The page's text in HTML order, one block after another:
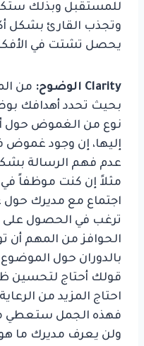
للمستقبل وبذلك
وتجذب القارئ بشكل
يحصل تشتت في
Clarity الوضوح: من
بحيث تحدد أهدافك
نوع من الغموض حول
إليها، إن وجود غموض
عدم فهم الرسالة
مثلاً إن كنت موظفاً
اجتماع مع مديرك
ترغب في الحصول على
الحوافز من المهم أن
بالدوران حول
قولك أحتاج لتحسين
احتاج المزيد من
فهذه الجمل ستعطي
ولن يعرف مديرك ما